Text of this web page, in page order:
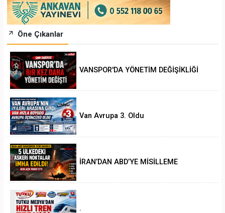
Öne Çıkanlar
VANSPOR'DA YÖNETİM DEĞİŞİKLİĞİ
Van Avrupa 3. Oldu
İRAN’DAN ABD’YE MİSİLLEME
.